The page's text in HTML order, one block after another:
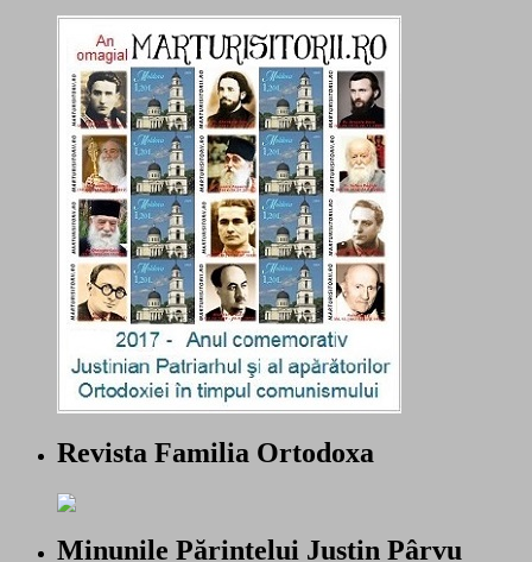
Revista Familia Ortodoxa
Minunile Părintelui Justin Pârvu